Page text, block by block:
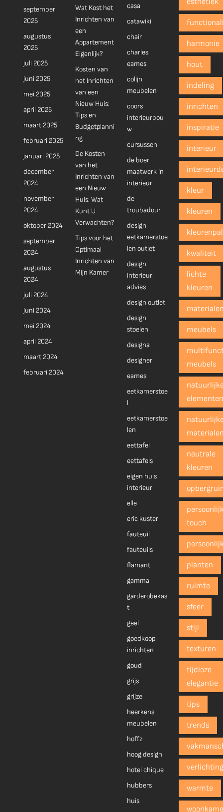
september
2025
augustus
2025
juli 2025
juni 2025
mei 2025
april 2025
maart 2025
februari 2025
januari 2025
december
2024
november
2024
oktober 2024
september
2024
augustus
2024
juli 2024
juni 2024
mei 2024
april 2024
maart 2024
februari 2024
Wat Kost het
Inrichten van
een
Appartement
Eigenlijk?
Kosten van
het Inrichten
van een
Nieuw Huis:
Tips en
Budgetplanni
ng
De Kosten
van het
Inrichten van
een Nieuw
Huis: Wat
Kunt U
Verwachten?
Tips voor het
Optimaal
Inrichten van
Mijn Kamer
casa
catawiki
chair
charles
eames
colijn
meubelen
coors
interieurbou
w
cursussen
de boer
maatwerk in
interieur
de
troubadour
design
eetkamerstoe
len outlet
design
interieur
advies
design outlet
design
stoelen
designa
designer
eames
eetkamerstoe
l
eetkamerstoe
len
eettafel
eettafels
eigen huis
interieur
elle
eric kuster
fauteuil
fauteuils
flamant
gamma
garderobekas
t
geel
goedkoop
inrichten
goud
grijs
grijze
heerkens
meubelen
hoffz
hoog design
hotel chique
hubbers
huis
harmonie
hout
indeling
inrichten
inspiratie
interieur
kleur
kleuren
kwaliteit
lichte
kleuren
meubels
meubels
neutrale
kleuren
touch
planten
ruimte
sfeer
stijl
texturen
tijdloze
elegantie
tips
trends
warmte